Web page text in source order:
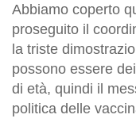
Abbiamo coperto
proseguito il
la triste
possono essere
di età, quindi il
politica delle